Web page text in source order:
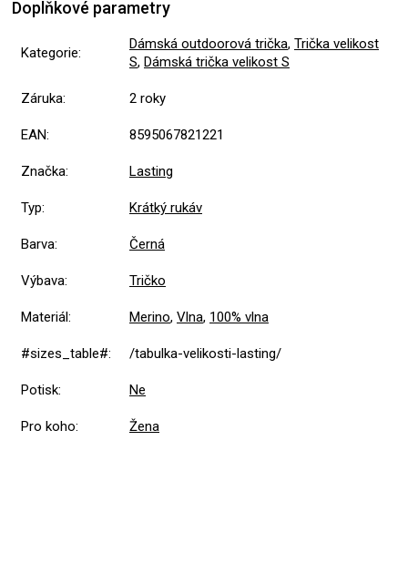
Doplňkové parametry
Kategorie:
Dámská outdoorová trička, Trička velikost
S, Dámská trička velikost S
Záruka: 2 roky
EAN: 8595067821221
Značka: Lasting
Typ: Krátký rukáv
Barva: Černá
Výbava: Tričko
Materiál: Merino, Vlna, 100% vlna
#sizes_table#: /tabulka-velikosti-lasting/
Potisk: Ne
Pro koho: Žena